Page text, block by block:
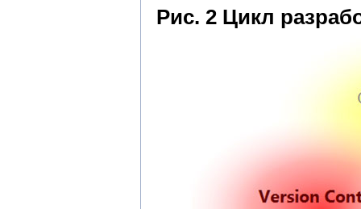
Рис. 2 Цикл